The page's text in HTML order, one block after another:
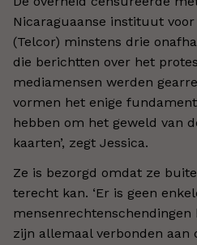
Nicaraguaanse instituut
(Telcor) minstens drie
die berichtten over het
mediamensen werden
vormen het enige
hebben om het geweld van
kaarten’, zegt Jessica.
Ze is bezorgd omdat ze
terecht kan. ‘Er is geen
mensenrechtenschendingen
zijn allemaal verbonden aan